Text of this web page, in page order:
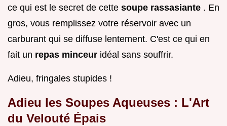
ce qui est le secret de cette soupe rassasiante . En
gros, vous remplissez votre réservoir avec un
carburant qui se diffuse lentement. C'est ce qui en
fait un repas minceur idéal sans souffrir.
Adieu, fringales stupides !
Adieu les Soupes Aqueuses : L'Art
du Velouté Épais